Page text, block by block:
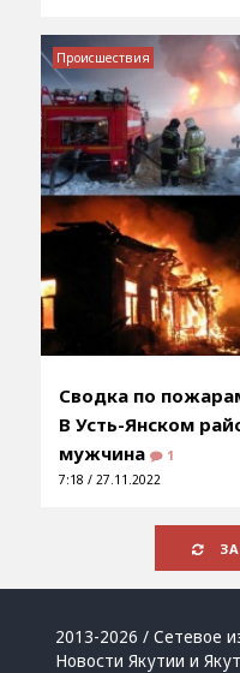
Сводка по
В Усть-Янском
мужчина
1
7:18 / 27.11.2022
Происшествия
2013-2026 / Сетевое
Новости Якутии и